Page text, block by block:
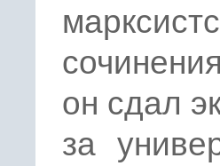
он сдал
за